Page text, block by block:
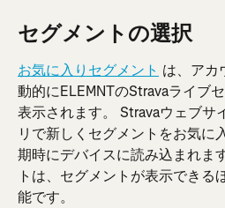
セグメントの選択
お気に入りセグメント は、アカ
動的にELEMNTのStravaライブ
表示されます。 Stravaウェブサ
リで新しくセグメントをお気に
期時にデバイスに読み込まれま
トは、セグメントが表示できる
能です。